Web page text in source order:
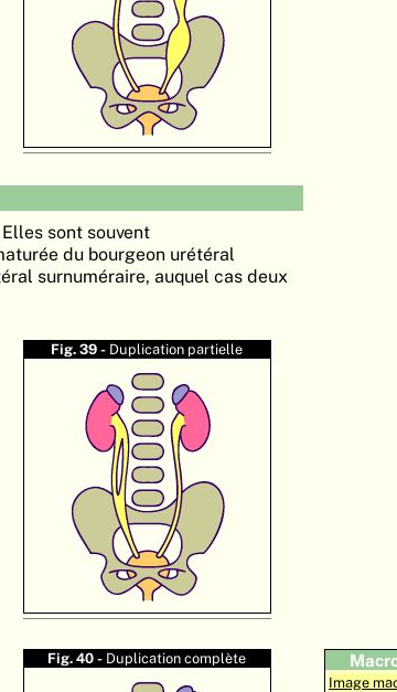
sont souvent
du bourgeon urétéral
surnuméraire, auquel cas deux
Fig. 39 - Duplication partielle
Fig. 40 - Duplication complète
Image